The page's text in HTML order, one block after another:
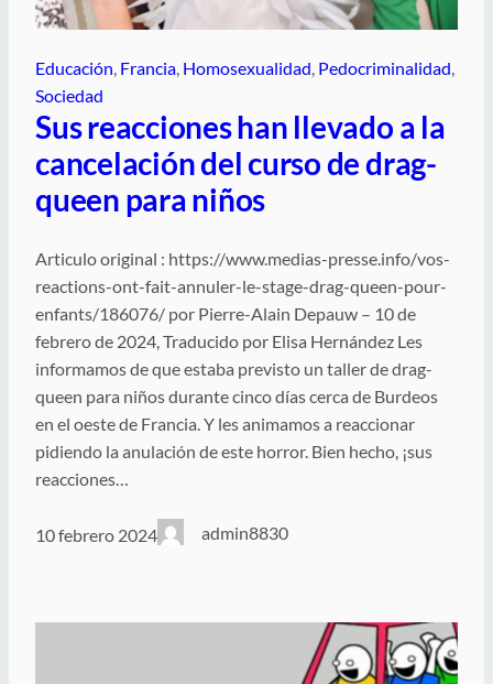
Educación, Francia, Homosexualidad, Pedocriminalidad
Sociedad
Sus reacciones han llevado a la
cancelación del curso de drag-
queen para niños
Articulo original : https://www.medias-presse.info/vos-
reactions-ont-fait-annuler-le-stage-drag-queen-pour-
enfants/186076/ por Pierre-Alain Depauw – 10 de
febrero de 2024, Traducido por Elisa Hernández Les
informamos de que estaba previsto un taller de drag-
queen para niños durante cinco días cerca de Burdeos
en el oeste de Francia. Y les animamos a reaccionar
pidiendo la anulación de este horror. Bien hecho, ¡sus
reacciones…
10 febrero 2024 admin8830